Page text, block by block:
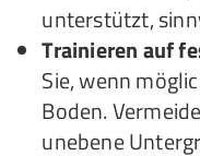
unterstützt,
Trainieren auf
Sie, wenn
Boden.
unebene